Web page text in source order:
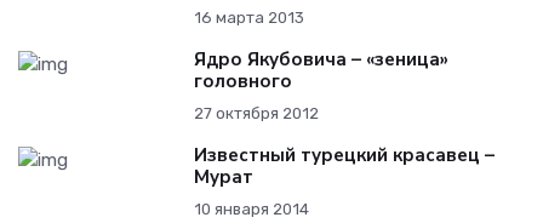
16 марта 2013
Ядро Якубовича – «зеница»
головного
27 октября 2012
Известный турецкий красавец –
Мурат
10 января 2014